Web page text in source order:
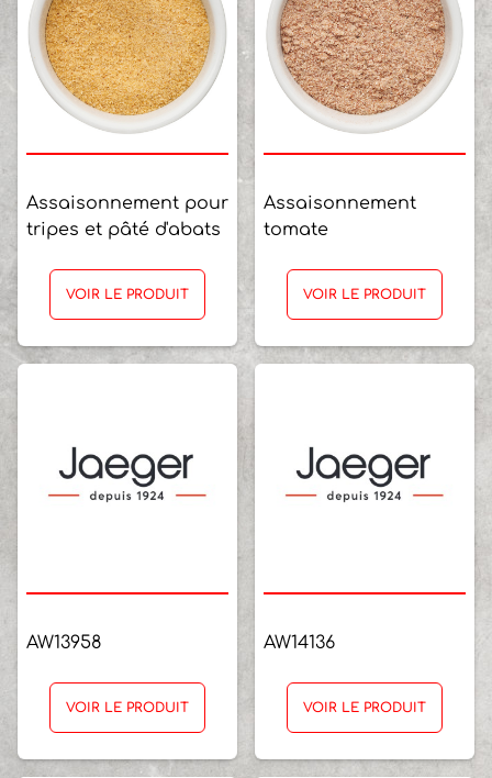
Assaisonnement pour
tripes et pâté d'abats
VOIR LE PRODUIT
Assaisonnement
tomate
VOIR LE PRODUIT
AW13958
VOIR LE PRODUIT
AW14136
VOIR LE PRODUIT